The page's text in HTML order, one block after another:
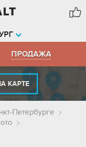
ПРОДАЖА
КАРТЕ
Петербурге